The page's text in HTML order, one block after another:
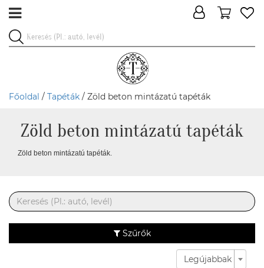
Főoldal / Tapéták / Zöld beton mintázatú tapéták
Zöld beton mintázatú tapéták
Zöld beton mintázatú tapéták.
Szűrők
Legújabbak